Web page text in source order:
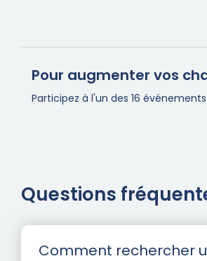
Pour augmenter vos
Participez à l'un des 16
Questions
Comment rechercher